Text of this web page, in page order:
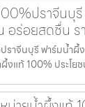
ปราจีนบุ
อร่อยสดชื่น ร
ราจีนบุรี ฟาร์มน้ำผึ้
งแท้ 100% ประโย